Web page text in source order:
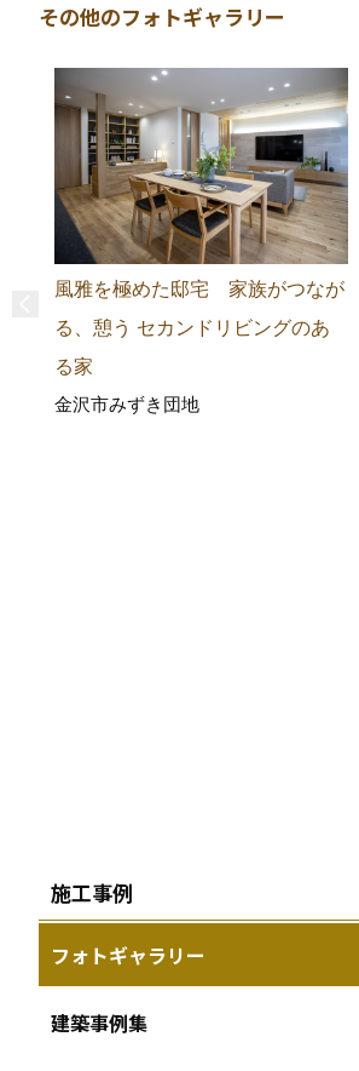
その他のフォトギャラリー
風雅を極めた邸宅 家族がつなが
る、憩う セカンドリビングのあ
る家
金沢市みずき団地
施工事例
フォトギャラリー
建築事例集